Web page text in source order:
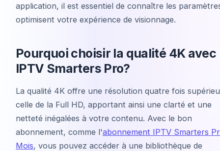
application, il est essentiel de connaître les
optimisent votre expérience de visionnage.
Pourquoi choisir la qualité 4K avec
IPTV Smarters Pro?
La qualité 4K offre une résolution quatre fois
celle de la Full HD, apportant ainsi une clarté et une
netteté inégalées à votre contenu. Avec le bon
abonnement, comme l'abonnement IPTV Smarters
Mois, vous pouvez accéder à une bibliothèque de